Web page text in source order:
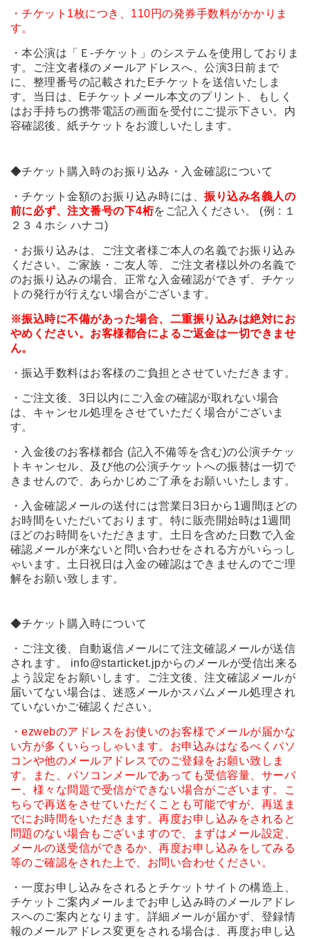
・チケット1枚につき、110円の発券手数料がかかりま
す。
・本公演は「Ｅ-チケット」のシステムを使用しておりま
す。ご注文者様のメールアドレスへ、公演3日前まで
に、整理番号の記載されたEチケットを送信いたしま
す。当日は、Eチケットメール本文のプリント、もしく
はお手持ちの携帯電話の画面を受付にご提示下さい。内
容確認後、紙チケットをお渡しいたします。
◆チケット購入時のお振り込み・入金確認について
・チケット金額のお振り込み時には、振り込み名義人の
前に必ず、注文番号の下4桁をご記入ください。 (例 : １
２３４ホシ ハナコ)
・お振り込みは、ご注文者様ご本人の名義でお振り込み
ください。ご家族・ご友人等、ご注文者様以外の名義で
のお振り込みの場合、正常な入金確認ができず、チケッ
トの発行が行えない場合がございます。
※振込時に不備があった場合、二重振り込みは絶対にお
やめください。お客様都合によるご返金は一切できませ
ん。
・振込手数料はお客様のご負担とさせていただきます。
・ご注文後、3日以内にご入金の確認が取れない場合
は、キャンセル処理をさせていただく場合がございま
す。
・入金後のお客様都合 (記入不備等を含む)の公演チケッ
トキャンセル、及び他の公演チケットへの振替は一切で
きませんので、あらかじめご了承をお願いいたします。
・入金確認メールの送付には営業日3日から1週間ほどの
お時間をいただいております。特に販売開始時は1週間
ほどのお時間をいただきます。土日を含めた日数で入金
確認メールが来ないと問い合わせをされる方がいらっし
ゃいます。土日祝日は入金の確認はできませんのでご理
解をお願い致します。
◆チケット購入時について
・ご注文後、自動返信メールにて注文確認メールが送信
されます。 info@starticket.jpからのメールが受信出来る
よう設定をお願いします。ご注文後、注文確認メールが
届いてない場合は、迷惑メールかスパムメール処理され
ていないかご確認ください。
・ezwebのアドレスをお使いのお客様でメールが届かな
い方が多くいらっしゃいます。お申込みはなるべくパソ
コンや他のメールアドレスでのご登録をお願い致しま
す。また、パソコンメールであっても受信容量、サーバ
ー、様々な問題で受信ができない場合がございます。こ
ちらで再送をさせていただくことも可能ですが、再送ま
でにお時間をいただきます。再度お申し込みをされると
問題のない場合もございますので、まずはメール設定、
メールの送受信ができるか、再度お申し込みをしてみる
等のご確認をされた上で、お問い合わせください。
・一度お申し込みをされるとチケットサイトの構造上、
チケットご案内メールまでお申し込み時のメールアドレ
スへのご案内となります。詳細メールが届かず、登録情
報のメールアドレス変更をされる場合は、再度お申し込